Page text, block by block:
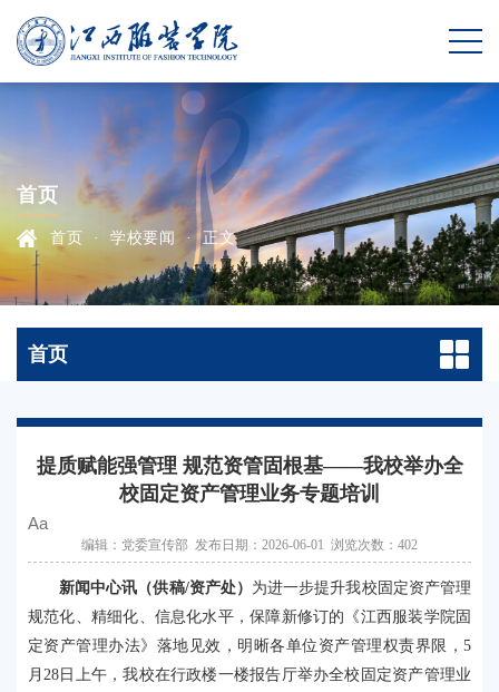
首页
首页 · 学校要闻·正文
首页
提质赋能强管理 规范资管固根基——我校举办全
校固定资产管理业务专题培训
Aa
编辑：党委宣传部 发布日期：2026-06-01 浏览次数： 402
新闻中心讯（供稿/资产处） 为进一步提升我校固定资产管理
规范化、精细化、信息化水平，保障新修订的《江西服装学院固
定资产管理办法》落地见效，明晰各单位资产管理权责界限，5
月28日上午，我校在行政楼一楼报告厅举办全校固定资产管理业